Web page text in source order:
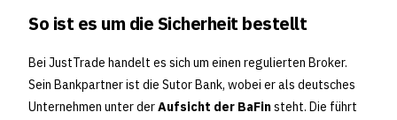
So ist es um die Sicherheit bestellt
Bei JustTrade handelt es sich um einen regulierten Broker.
Sein Bankpartner ist die Sutor Bank, wobei er als deutsches
Unternehmen unter derAufsicht der BaFinsteht. Die führt